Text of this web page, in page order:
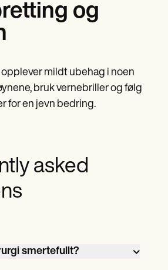
og
mildt ubehag i noen
bruk vernebriller og følg
for en jevn bedring.
asked
smertefullt?